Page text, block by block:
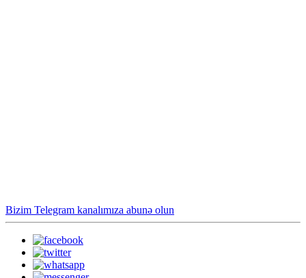
Bizim Telegram kanalımıza abunə olun